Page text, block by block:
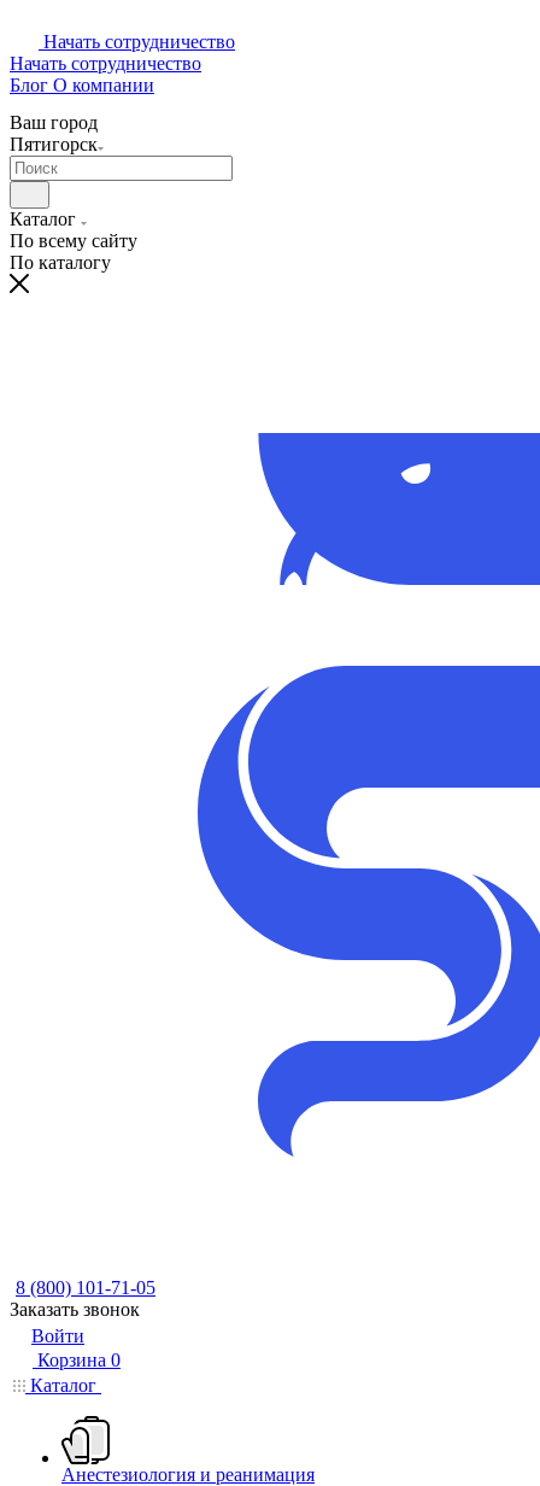
Начать сотрудничество
Начать сотрудничество
Блог О компании
Ваш город
Пятигорск
Каталог
По всему сайту
По каталогу
8 (800) 101-71-05
Заказать звонок
Войти
Корзина 0
Каталог
Анестезиология и реанимация